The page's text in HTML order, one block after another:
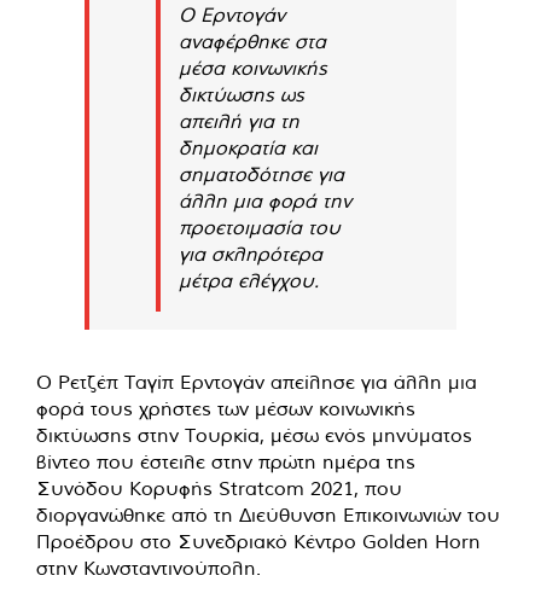
Ο Ερντογάν
αναφέρθηκε στα
μέσα κοινωνικής
δικτύωσης ως
απειλή για τη
δημοκρατία και
σηματοδότησε για
άλλη μια φορά την
προετοιμασία του
για σκληρότερα
μέτρα ελέγχου.
Ο Ρετζέπ Ταγίπ Ερντογάν απείλησε για άλλη μια
φορά τους χρήστες των μέσων κοινωνικής
δικτύωσης στην Τουρκία, μέσω ενός μηνύματος
βίντεο που έστειλε στην πρώτη ημέρα της
Συνόδου Κορυφής Stratcom 2021, που
διοργανώθηκε από τη Διεύθυνση Επικοινωνιών του
Προέδρου στο Συνεδριακό Κέντρο Golden Horn
στην Κωνσταντινούπολη.